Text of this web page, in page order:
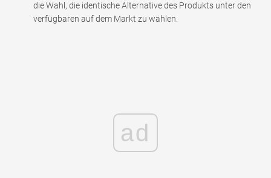
die Wahl, die identische Alternative des Produkts unter den
verfügbaren auf dem Markt zu wählen.
ad